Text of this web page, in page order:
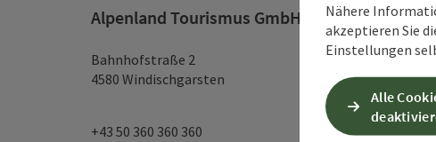
Alpenland Tourismus GmbH
Bahnhofstraße 2
4580 Windischgarsten
+43 50 360 360 360
Nähere
akzeptieren Sie
Einstellungen
Alle